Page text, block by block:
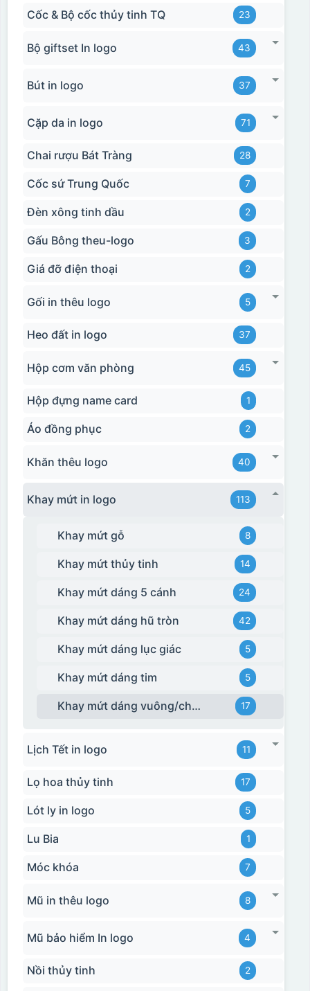
Cốc & Bộ cốc thủy tinh TQ 23
Bộ giftset In logo 43
Bút in logo 37
Cặp da in logo 71
Chai rượu Bát Tràng 28
Cốc sứ Trung Quốc 7
Đèn xông tinh dầu 2
Gấu Bông theu-logo 3
Giá đỡ điện thoại 2
Gối in thêu logo 5
Heo đất in logo 37
Hộp cơm văn phòng 45
Hộp đựng name card 1
Áo đồng phục 2
Khăn thêu logo 40
Khay mứt in logo 113
Khay mứt gỗ 8
Khay mứt thủy tinh 14
Khay mứt dáng 5 cánh 24
Khay mứt dáng hũ tròn 42
Khay mứt dáng lục giác 5
Khay mứt dáng tim 5
Khay mứt dáng vuông/chữ nhật 17
Lịch Tết in logo 11
Lọ hoa thủy tinh 17
Lót ly in logo 5
Lu Bia 1
Móc khóa 7
Mũ in thêu logo 8
Mũ bảo hiểm In logo 4
Nồi thủy tinh 2